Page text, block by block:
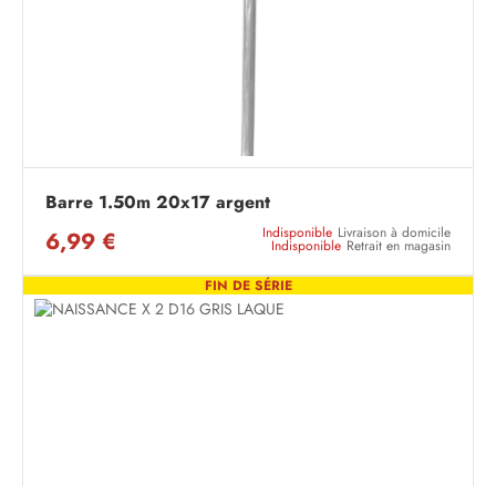
Barre 1.50m 20x17 argent
6,99 € Indisponible Livraison à domicile
Indisponible Retrait en magasin
FIN DE SÉRIE